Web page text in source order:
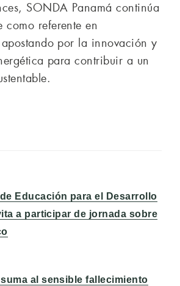
SONDA Panamá continúa
como referente en
por la innovación y
para contribuir a un
Educación para el Desarrollo
a participar de jornada sobre
al sensible fallecimiento